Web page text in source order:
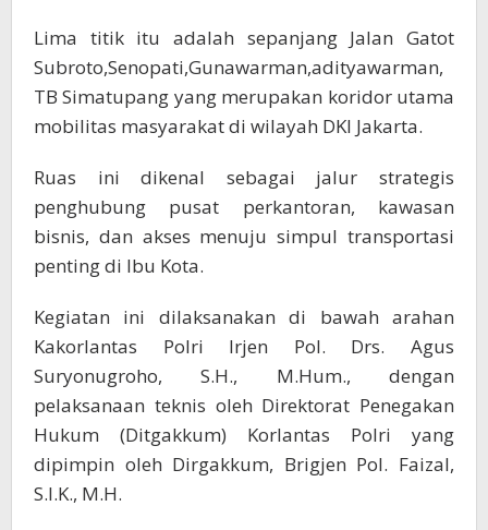
Lima titik itu adalah sepanjang Jalan Gatot
Subroto,Senopati,Gunawarman,adityawarman,
TB Simatupang yang merupakan koridor utama
mobilitas masyarakat di wilayah DKI Jakarta.
Ruas ini dikenal sebagai jalur strategis
penghubung pusat perkantoran, kawasan
bisnis, dan akses menuju simpul transportasi
penting di Ibu Kota.
Kegiatan ini dilaksanakan di bawah arahan
Kakorlantas Polri Irjen Pol. Drs. Agus
Suryonugroho, S.H., M.Hum., dengan
pelaksanaan teknis oleh Direktorat Penegakan
Hukum (Ditgakkum) Korlantas Polri yang
dipimpin oleh Dirgakkum, Brigjen Pol. Faizal,
S.I.K., M.H.